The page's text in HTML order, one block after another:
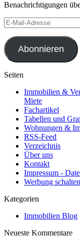
Benachrichtigungen
E-
Mail-
Adresse
Abonnieren
Seiten
Immobilien &
Miete
Fachartikel
Tabellen und
Wohnungen &
RSS-Feed
Verzeichnis
Über uns
Kontakt
Impressum -
Werbung schalten
Kategorien
Immobilien Blog
Neueste Kommentare